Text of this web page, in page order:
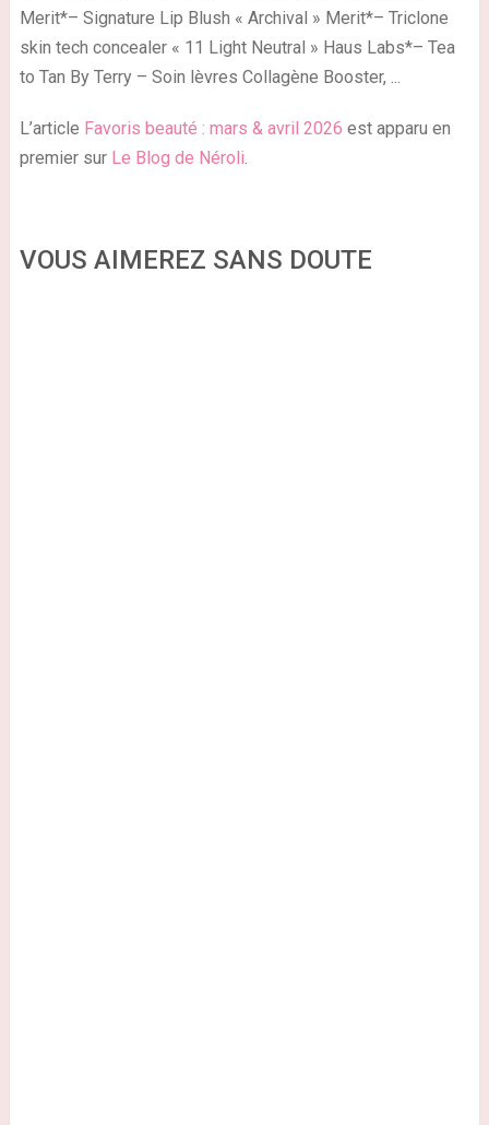
Merit*– Signature Lip Blush « Archival » Merit*– Triclone
skin tech concealer « 11 Light Neutral » Haus Labs*– Tea
to Tan By Terry – Soin lèvres Collagène Booster, ...
L’article Favoris beauté : mars & avril 2026 est apparu en
premier sur Le Blog de Néroli
VOUS AIMEREZ SANS DOUTE